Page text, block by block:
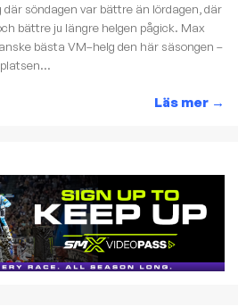
där söndagen var bättre än lördagen, där
bättre ju längre helgen pågick. Max
bästa VM–helg den här säsongen –
Läs mer →